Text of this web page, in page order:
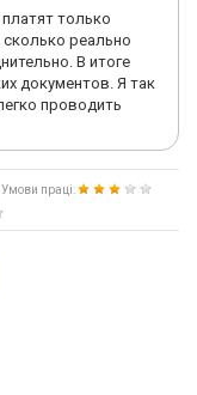
только
реально
В итоге
документов. Я так
проводить
Умови праці: